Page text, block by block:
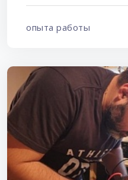
опыта работы